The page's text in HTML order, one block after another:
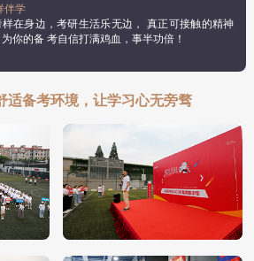
伴学
样在身边，考研生活乐无边， 真正可接触的精神
你的备 考自信打满鸡血，事半功倍！
适备考环境，让学习心无旁骛